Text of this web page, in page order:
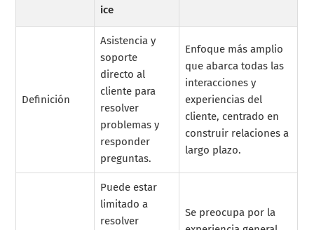
ice
Definición
Asistencia y
soporte
directo al
cliente para
resolver
problemas y
responder
preguntas.
Enfoque más amplio
que abarca todas las
interacciones y
experiencias del
cliente, centrado en
construir relaciones a
largo plazo.
Puede estar
limitado a
resolver
Se preocupa por la